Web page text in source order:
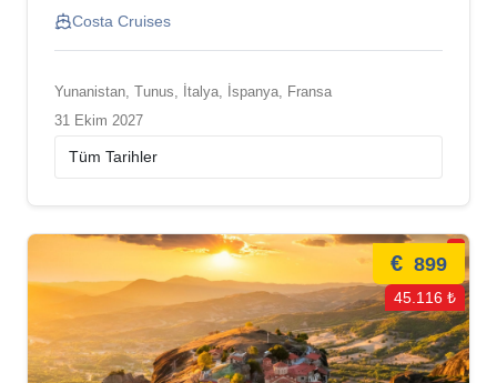
Costa Cruises
Yunanistan, Tunus, İtalya, İspanya, Fransa
31 Ekim 2027
€ 899
45.116 ₺